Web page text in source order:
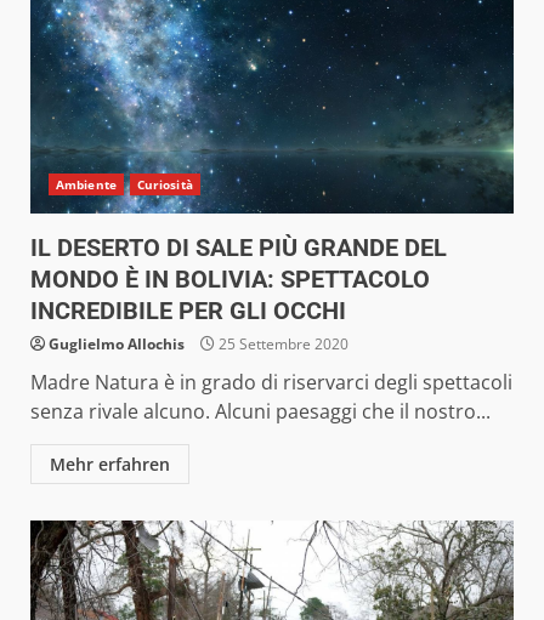
Ambiente Curiosità
IL DESERTO DI SALE PIÙ GRANDE DEL
MONDO È IN BOLIVIA: SPETTACOLO
INCREDIBILE PER GLI OCCHI
Guglielmo Allochis 25 Settembre 2020
Madre Natura è in grado di riservarci degli spettacoli
senza rivale alcuno. Alcuni paesaggi che il nostro...
Mehr erfahren